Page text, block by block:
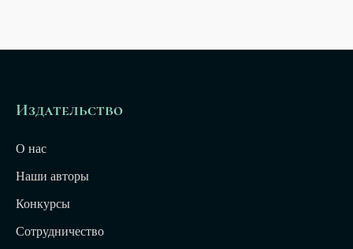
Издательство
О нас
Наши авторы
Конкурсы
Сотрудничество